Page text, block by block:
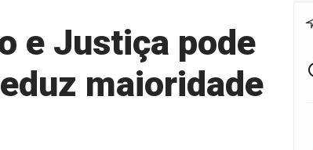
e Justiça pode
maioridade